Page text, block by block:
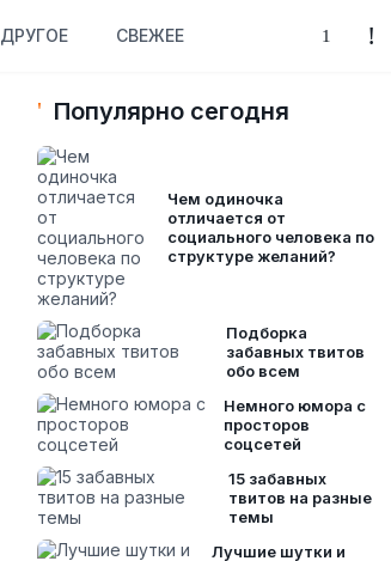
ДРУГОЕ СВЕЖЕЕ
Популярно сегодня
Чем одиночка
отличается от
социального человека по
структуре желаний?
Подборка
забавных твитов
обо всем
Немного юмора с
просторов
соцсетей
15 забавных
твитов на разные
темы
Лучшие шутки и